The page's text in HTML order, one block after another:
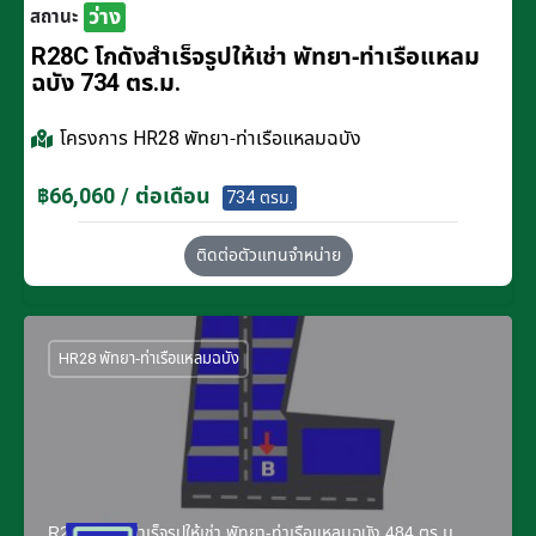
สถานะ ว่าง
R28C โกดังสำเร็จรูปให้เช่า พัทยา-ท่าเรือแหลม
ฉบัง 734 ตร.ม.
โครงการ HR28 พัทยา-ท่าเรือแหลมฉบัง
฿66,060 / ต่อเดือน 734 ตรม.
ติดต่อตัวแทนจำหน่าย
HR28 พัทยา-ท่าเรือแหลมฉบัง